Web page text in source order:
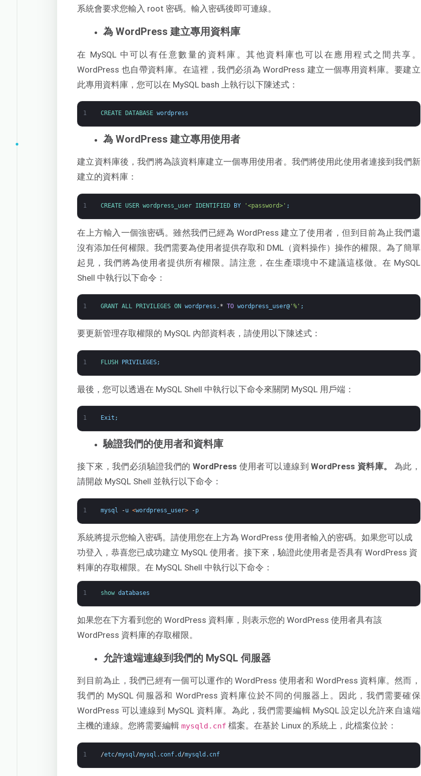
系統會要求您輸入 root 密碼。輸入密碼後即可連線。
為 WordPress 建立專用資料庫
在 MySQL 中可以有任意數量的資料庫。其他資料庫也可以在應用程式之間共享。
WordPress 也自帶資料庫。在這裡，我們必須為 WordPress 建立一個專用資料庫。要建立
此專用資料庫，您可以在 MySQL bash 上執行以下陳述式：
1 CREATE DATABASE wordpress
為 WordPress 建立專用使用者
建立資料庫後，我們將為該資料庫建立一個專用使用者。我們將使用此使用者連接到我們新
建立的資料庫：
1 CREATE USER wordpress_user IDENTIFIED BY '<password>' ;
在上方輸入一個強密碼。雖然我們已經為 WordPress 建立了使用者，但到目前為止我們還
沒有添加任何權限。我們需要為使用者提供存取和 DML（資料操作）操作的權限。為了簡單
起見，我們將為使用者提供所有權限。請注意，在生產環境中不建議這樣做。在 MySQL
Shell 中執行以下命令：
1 GRANT ALL PRIVILEGES ON wordpress . * TO wordpress_user@'%' ;
要更新管理存取權限的 MySQL 內部資料表，請使用以下陳述式：
1 FLUSH PRIVILEGES;
最後，您可以透過在 MySQL Shell 中執行以下命令來關閉 MySQL 用戶端：
1 Exit ;
驗證我們的使用者和資料庫
接下來，我們必須驗證我們的WordPress 使用者可以連線到WordPress 資料庫。
為此，
請開啟 MySQL Shell 並執行以下命令：
1 mysql -u <wordpress_user> -p
系統將提示您輸入密碼。請使用您在上方為 WordPress 使用者輸入的密碼。如果您可以成
功登入，恭喜您已成功建立 MySQL 使用者。接下來，驗證此使用者是否具有 WordPress 資
料庫的存取權限。在 MySQL Shell 中執行以下命令：
1 show databases
如果您在下方看到您的 WordPress 資料庫，則表示您的 WordPress 使用者具有該
WordPress 資料庫的存取權限。
允許遠端連線到我們的 MySQL 伺服器
到目前為止，我們已經有一個可以運作的 WordPress 使用者和 WordPress 資料庫。然而，
我們的 MySQL 伺服器和 WordPress 資料庫位於不同的伺服器上。因此，我們需要確保
WordPress 可以連線到 MySQL 資料庫。為此，我們需要編輯 MySQL 設定以允許來自遠端
主機的連線。您將需要編輯mysqld.cnf 檔案。在基於 Linux 的系統上，此檔案位於：
1 /etc/mysql/mysql . conf.d /mysqld . cnf